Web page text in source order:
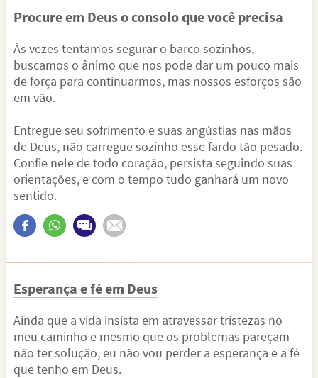
Procure em Deus o consolo que você precisa
Às vezes tentamos segurar o barco sozinhos,
buscamos o ânimo que nos pode dar um pouco mais
de força para continuarmos, mas nossos esforços são
em vão.
Entregue seu sofrimento e suas angústias nas mãos
de Deus, não carregue sozinho esse fardo tão pesado.
Confie nele de todo coração, persista seguindo suas
orientações, e com o tempo tudo ganhará um novo
sentido.
Esperança e fé em Deus
Ainda que a vida insista em atravessar tristezas no
meu caminho e mesmo que os problemas pareçam
não ter solução, eu não vou perder a esperança e a fé
que tenho em Deus.